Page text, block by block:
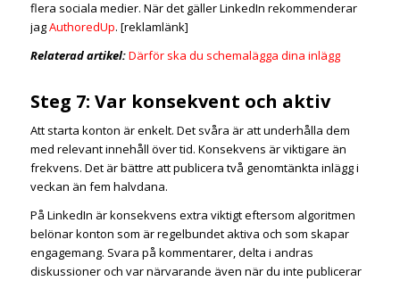
flera sociala medier. När det gäller LinkedIn rekommenderar
jagAuthoredUp. [reklamlänk]
Relaterad artikel:Därför ska du schemalägga dina inlägg
Steg 7: Var konsekvent och aktiv
Att starta konton är enkelt. Det svåra är att underhålla dem
med relevant innehåll över tid. Konsekvens är viktigare än
frekvens. Det är bättre att publicera två genomtänkta inlägg i
veckan än fem halvdana.
På LinkedIn är konsekvens extra viktigt eftersom algoritmen
belönar konton som är regelbundet aktiva och som skapar
engagemang. Svara på kommentarer, delta i andras
diskussioner och var närvarande även när du inte publicerar